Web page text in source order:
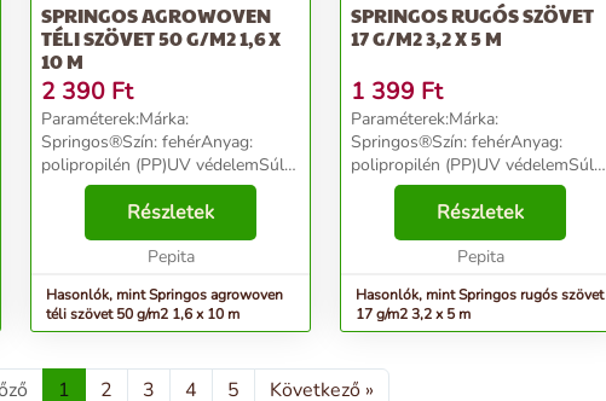
SPRINGOS AGROWOVEN
TÉLI SZÖVET 50 G/M2 1,6 X
10 M
2 390 Ft
Paraméterek:Márka:
Springos®Szín: fehérAnyag:
polipropilén (PP)UV védelemSúly:
50g/m2Méretek:Vastagság: 0,1
mmHossz: 10 mSzélesség: 1,6
mTermékkód: AG0017...
Részletek
Pepita
Hasonlók, mint Springos agrowoven
téli szövet 50 g/m2 1,6 x 10 m
SPRINGOS RUGÓS SZÖVET
17 G/M2 3,2 X 5 M
1 399 Ft
Paraméterek:Márka:
Springos®Szín: fehérAnyag:
polipropilén (PP)UV védelemSúly:
17g/m2Méretek:Vastagság:
0.1mmHossz: 5 mSzélesség: 3,2
mTermékkód: AG0014...
Részletek
Pepita
Hasonlók, mint Springos rugós szövet
17 g/m2 3,2 x 5 m
1 2 3 4 5 Következő »